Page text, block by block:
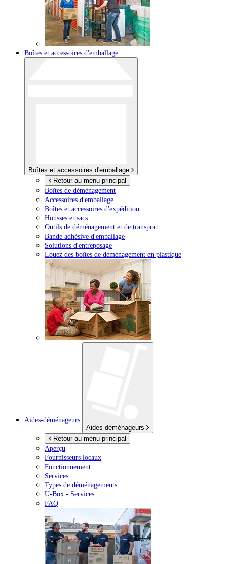
Boîtes et accessoires d'emballage
Boîtes et accessoires d'emballage
Retour au menu principal
Boîtes de déménagement
Accessoires d'emballage
Boîtes et accessoires d'expédition
Housses et sacs
Outils de déménagement et de transport
Bande adhésive d'emballage
Solutions d'entreposage
Louez des boîtes de déménagement en plastique
Aides-déménageurs
Aides-déménageurs
Retour au menu principal
Aperçu
Fournisseurs locaux
Fonctionnement
Services
Types de déménagements
U-Box - Services
FAQ